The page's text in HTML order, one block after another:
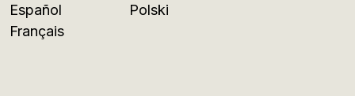
Español
Français
Polski